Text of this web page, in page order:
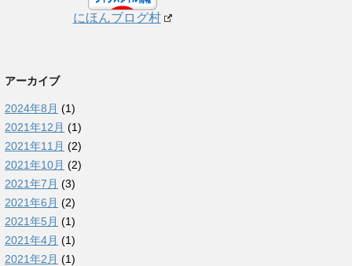
にほんブログ村
アーカイブ
2024年8月 (1)
2021年12月 (1)
2021年11月 (2)
2021年10月 (2)
2021年7月 (3)
2021年6月 (2)
2021年5月 (1)
2021年4月 (1)
2021年2月 (1)